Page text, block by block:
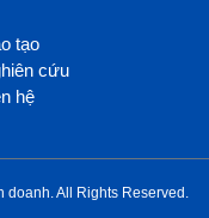
tạo
cứu
hệ
All Rights Reserved.